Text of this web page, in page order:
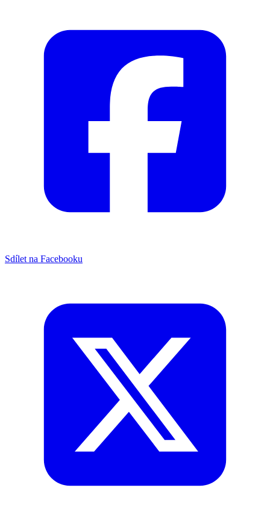
Sdílet na Facebooku